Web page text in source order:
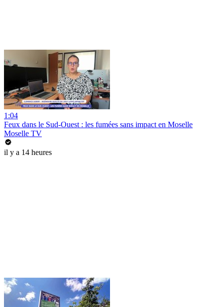
1:04
Feux dans le Sud-Ouest : les fumées sans impact en Moselle
Moselle TV
il y a 14 heures